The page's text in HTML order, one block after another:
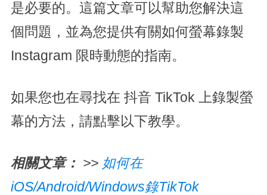
是必要的。這篇文章可以幫助您解決這
個問題，並為您提供有關如何螢幕錄製
Instagram 限時動態的指南。
如果您也在尋找在 抖音 TikTok 上錄製螢
幕的方法，請點擊以下教學。
相關文章： >> 如何在
iOS/Android/Windows錄TikTok